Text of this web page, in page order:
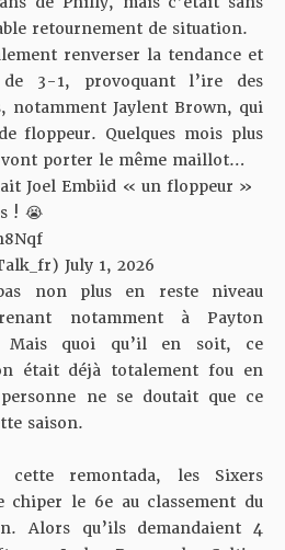
retournement de situation.
renverser la tendance et
3-1, provoquant l’ire des
notamment Jaylent Brown, qui
floppeur. Quelques mois plus
vont porter le même maillot…
Joel Embiid « un floppeur »
! 😭
July 1, 2026
non plus en reste niveau
notamment à Payton
Mais quoi qu’il en soit, ce
était déjà totalement fou en
ne se doutait que ce
saison.
cette remontada, les Sixers
chiper le 6e au classement du
Alors qu’ils demandaient 4